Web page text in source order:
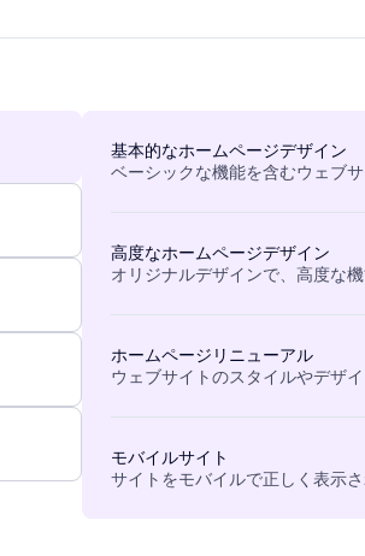
基本的なホームページデザイン
ベーシックな機能を含むウェブサ
高度なホームページデザイン
オリジナルデザインで、高度な
ホームページリニューアル
ウェブサイトのスタイルやデザ
モバイルサイト
サイトをモバイルで正しく表示